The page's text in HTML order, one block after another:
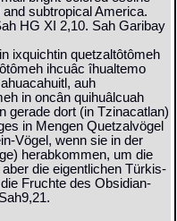
subtropical America.
HG XI 2,10. Sah Garibay
ixquichtin quetzaltôtômeh
ihcuâc îhualtemo
auh
in oncân quihuâlcuah
gerade dort (in Tzinacatlan)
in Mengen Quetzalvögel
Vögel, wenn sie in der
herabkommen, um die
die eigentlichen Türkis-
Fruchte des Obsidian-